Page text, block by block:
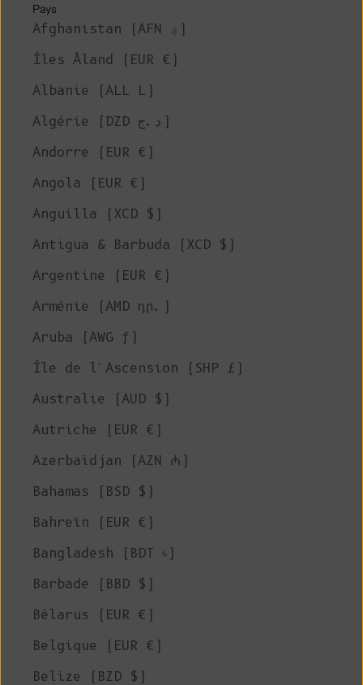
Pays
Afghanistan (AFN ؋)
Îles Åland (EUR €)
Albanie (ALL L)
Algérie (DZD د.ج)
Andorre (EUR €)
Angola (EUR €)
Anguilla (XCD $)
Antigua & Barbuda (XCD $)
Argentine (EUR €)
Arménie (AMD դր.)
Aruba (AWG ƒ)
Île de l'Ascension (SHP £)
Australie (AUD $)
Autriche (EUR €)
Azerbaïdjan (AZN ₼)
Bahamas (BSD $)
Bahreïn (EUR €)
Bangladesh (BDT ৳)
Barbade (BBD $)
Bélarus (EUR €)
Belgique (EUR €)
Belize (BZD $)